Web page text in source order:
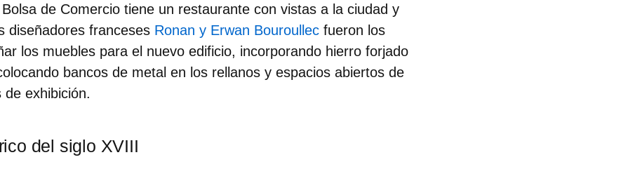
de Comercio tiene un restaurante con vistas a la ciudad y
diseñadores franceses Ronan y Erwan Bouroullec fueron los
los muebles para el nuevo edificio, incorporando hierro forjado
bancos de metal en los rellanos y espacios abiertos de
de exhibición.
del siglo XVIII